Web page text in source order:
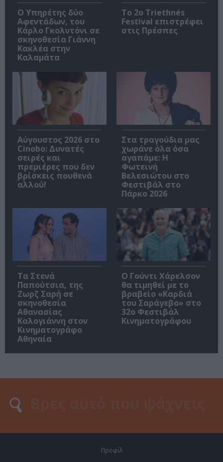
Ο Υπηρέτης δύο
Αφεντάδων, του
Κάρλο Γκολντόνι σε
σκηνοθεσία Γιάννη
Κακλέα στην
Καλαμάτα
Το 2ο Triethnés
Festival επιστρέφει
στις Πρέσπες
Αύγουστος 2026 στο
Cinobo: Δυνατές
σειρές και
πρεμιέρες που δεν
βρίσκεις πουθενά
αλλού!
Στα τραγούδια μας
χωράνε όλα όσα
αγαπάμε: Η
Φωτεινή
Βελεσιώτου στο
Φεστιβάλ στο
Πάρκο 2026
Τα Στενά
Παπούτσια, της
Ζωρζ Σαρή σε
σκηνοθεσία
Αθανασίας
Καλογιάννη στον
Κινηματογράφο
Αθηναία
Ο Γούντι Χάρελσον
θα τιμηθεί με το
βραβείο «Καρδιά
του Σαράγεβο» στο
32ο Φεστιβάλ
Κινηματογράφου
Προφίλ